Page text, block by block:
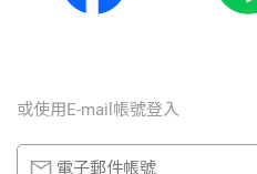
或使⽤E-mail帳號登入